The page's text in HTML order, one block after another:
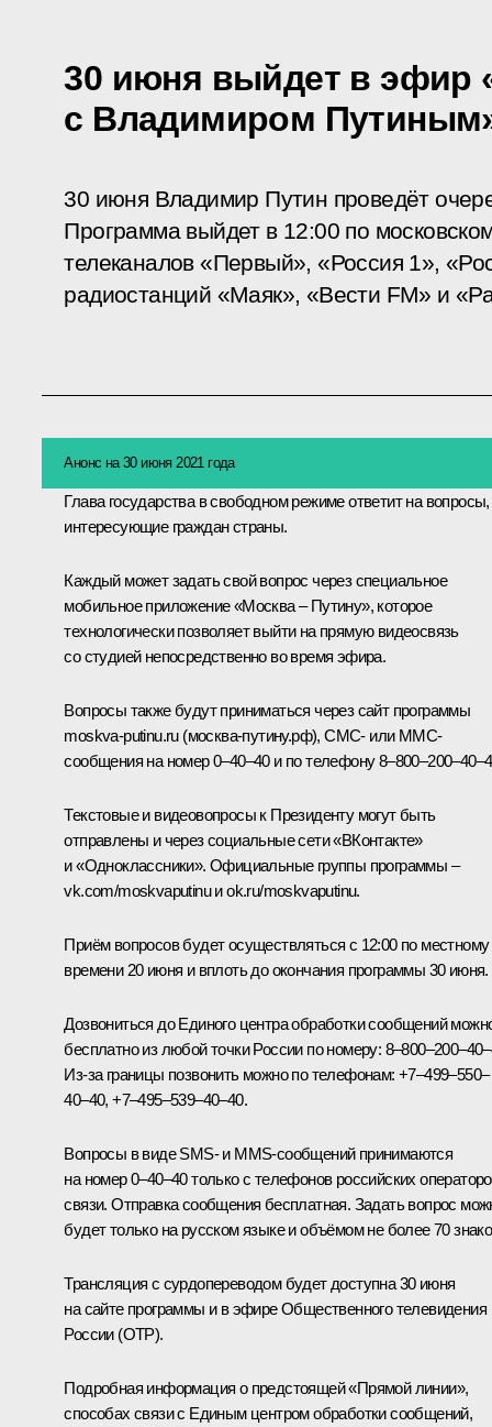
30 июня выйдет в эфир
с Владимиром
30 июня Владимир Путин проведёт
Программа выйдет в 12:00 по
телеканалов «Первый», «Россия 1»,
радиостанций «Маяк», «Вести FM» и
Анонс на 30 июня 2021 года
Глава государства в свободном режиме ответит на вопросы,
интересующие граждан страны.
Каждый может задать свой вопрос через специальное
мобильное приложение «Москва – Путину», которое
технологически позволяет выйти на прямую видеосвязь
со студией непосредственно во время эфира.
Вопросы также будут приниматься через сайт программы
moskva-putinu.ru(москва-путину.рф), СМС- или ММС-
сообщения на номер 0–40–40 и по телефону
Текстовые и видеовопросы к Президенту могут быть
отправлены и через социальные сети «ВКонтакте»
и «Одноклассники». Официальные группы программы –
vk.com/moskvaputinuиok.ru/moskvaputinu.
Приём вопросов будет осуществляться с 12:00 по местному
времени 20 июня и вплоть до окончания программы 30 июня.
Дозвониться до Единого центра обработки сообщений
бесплатно из любой точки России по номеру:
Из-за границы позвонить можно по телефонам: +7–499–550–
40–40, +7–495–539–40–40.
Вопросы в виде SMS- и MMS-сообщений принимаются
на номер 0–40–40 только с телефонов российских
связи. Отправка сообщения бесплатная. Задать вопрос
будет только на русском языке и объёмом не более 70
Трансляция с сурдопереводом будет доступна 30 июня
на сайте программы и в эфире Общественного телевидения
России (ОТР).
Подробная информация о предстоящей «Прямой линии»,
способах связи с Единым центром обработки сообщений,